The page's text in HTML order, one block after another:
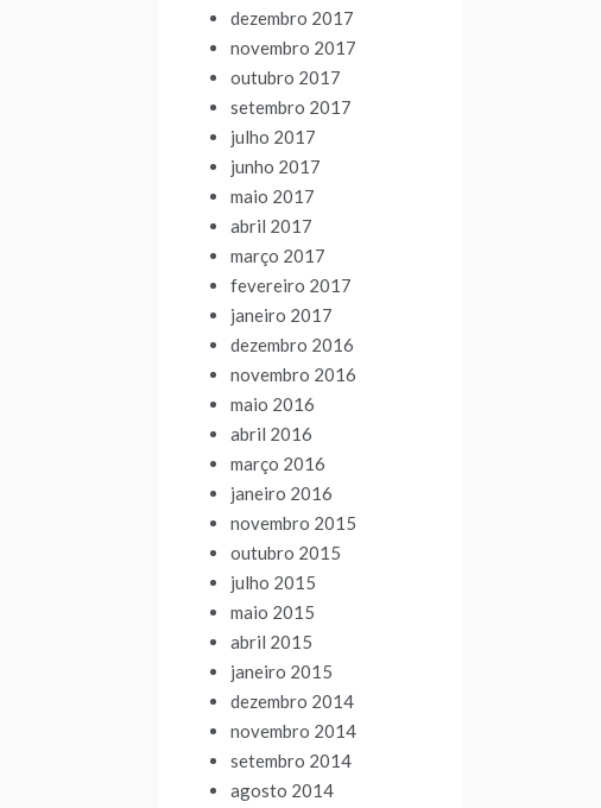
dezembro 2017
novembro 2017
outubro 2017
setembro 2017
julho 2017
junho 2017
maio 2017
abril 2017
março 2017
fevereiro 2017
janeiro 2017
dezembro 2016
novembro 2016
maio 2016
abril 2016
março 2016
janeiro 2016
novembro 2015
outubro 2015
julho 2015
maio 2015
abril 2015
janeiro 2015
dezembro 2014
novembro 2014
setembro 2014
agosto 2014